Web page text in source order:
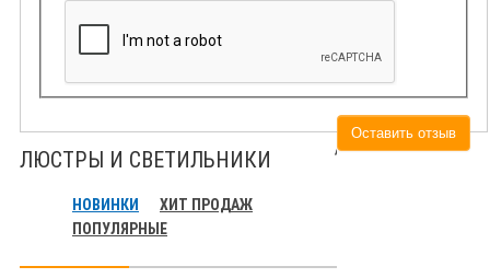
Оставить отзыв
ЛЮСТРЫ И СВЕТИЛЬНИКИ
НОВИНКИ
ХИТ ПРОДАЖ
ПОПУЛЯРНЫЕ